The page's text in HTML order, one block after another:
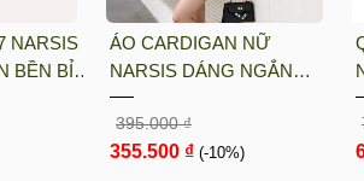
NARSIS
BỀN BỈ,
ÁO CARDIGAN NỮ
NARSIS DÁNG NGẮN
CHẤT LIỆU LEN MỀM MỊN
MÀU NÂU RUSTIC PHONG
CÁCH HÀN QUỐC L23030
395.000 ₫
355.500 ₫ (-10%)